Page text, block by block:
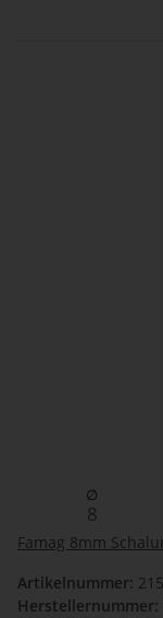
∅
8
Famag 8mm
Artikelnummer:
Herstellernummer: